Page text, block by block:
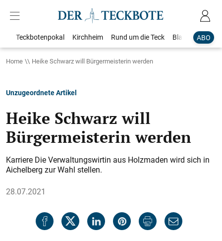
ABO
Teckbotenpokal Kirchheim Rund um die Teck Blaulicht
Home Heike Schwarz will Bürgermeisterin werden
Unzugeordnete Artikel
Heike Schwarz will
Bürgermeisterin werden
Karriere Die Verwaltungswirtin aus Holzmaden wird sich in
Aichelberg zur Wahl stellen.
28.07.2021